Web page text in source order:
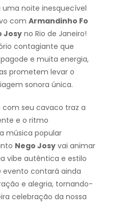
uma noite inesquecível
com Armandinho Fo
Josyno Rio de Janeiro!
contagiante que
e muita energia,
prometem levar o
sonora única.
com seu cavaco traz a
e o ritmo
música popular
Nego Josy vai animar
vibe autêntica e estilo
evento contará ainda
e alegria, tornando-
celebração da nossa